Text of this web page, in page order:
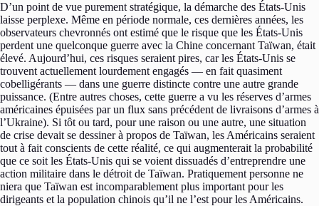
D’un point de vue purement stratégique, la démarche des États-Unis
laisse perplexe. Même en période normale, ces dernières années, les
observateurs chevronnés ont estimé que le risque que les États-Unis
perdent une quelconque guerre avec la Chine concernant Taïwan, était
élevé. Aujourd’hui, ces risques seraient pires, car les États-Unis se
trouvent actuellement lourdement engagés — en fait quasiment
cobelligérants — dans une guerre distincte contre une autre grande
puissance. (Entre autres choses, cette guerre a vu les réserves d’armes
américaines épuisées par un flux sans précédent de livraisons d’armes à
l’Ukraine). Si tôt ou tard, pour une raison ou une autre, une situation
de crise devait se dessiner à propos de Taïwan, les Américains seraient
tout à fait conscients de cette réalité, ce qui augmenterait la probabilité
que ce soit les États-Unis qui se voient dissuadés d’entreprendre une
action militaire dans le détroit de Taïwan. Pratiquement personne ne
niera que Taïwan est incomparablement plus important pour les
dirigeants et la population chinois qu’il ne l’est pour les Américains.